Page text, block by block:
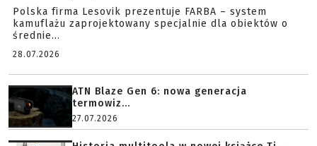
Polska firma Lesovik prezentuje FARBA – system
kamuflażu zaprojektowany specjalnie dla obiektów o
średnie...
28.07.2026
ATN Blaze Gen 6: nowa generacja
termowiz...
27.07.2026